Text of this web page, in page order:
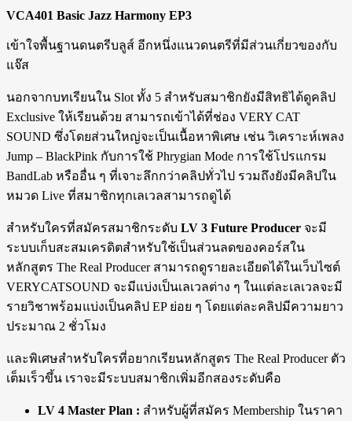
VCA401 Basic Jazz Harmony EP3
เข้าใจพื้นฐานดนตรีบลูส์ อีกหนึ่งแนวดนตรีที่มีส่วนเกี่ยวของกับ
แจ๊ส
นอกจากบทเรียนใน Slot ทั้ง 5 สำหรับสมาชิกยังมีสิทธิได้ดูคลิป
Exclusive ให้เรียนด้วย สามารถเข้าได้ที่ช่อง VERY CAT
SOUND ซึ่งโดยส่วนใหญ่จะเป็นเนื้อหาพิเศษ เช่น วิเคราะห์เพลง
Jump – BlackPink กับการใช้ Phrygian Mode การใช้โปรแกรม
BandLab หรืออื่น ๆ ที่เจาะลึกกว่าคลิปทั่วไป รวมถึงยังมีคลิปใน
หมวด Live ที่สมาชิกทุกเลเวลสามารถดูได้
สำหรับใครที่สมัครสมาชิกระดับ LV 3 Future Producer จะมี
ระบบเก็บสะสมเครดิตสำหรับใช้เป็นส่วนลดของคอร์สใน
หลักสูตร The Real Producer สามารถดูรายละเอียดได้ในเว็บไซต์
VERYCATSOUND จะมีแบ่งเป็นเลเวลต่าง ๆ ในแต่ละเลเวลจะมี
รายวิชาพร้อมแบ่งเป็นคลิป EP ย่อย ๆ โดยแต่ละคลิปมีความยาว
ประมาณ 2 ชั่วโมง
และพิเศษสำหรับใครที่อยากเรียนหลักสูตร The Real Producer ตัว
เต็มเร็วขึ้น เราจะมีระบบสมาชิกเพิ่มอีกสองระดับคือ
LV 4 Master Plan : สำหรับผู้ที่สมัคร Membership ในราคา